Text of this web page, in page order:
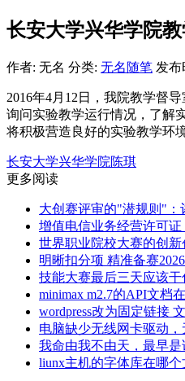
长安大学兴华学院
作者: 无名 分类: 无名随笔 发布
2016年4月12日，我院教学督
询问实验教学运行情况，了解
将积极营造良好的实验教学环
长安大学兴华学院陈琪
更多阅读
大创赛评审的"潜规则"：
增值电信业务经营许可证
世界职业院校大赛的创
明晰扣分项 精准备赛
技能大赛最后三天应该干
minimax m2.7的API文档
wordpress改为固定链接
电脑缺少无线网卡驱动，
我命由我不由天，最早是
liunx主机的字体库在哪个